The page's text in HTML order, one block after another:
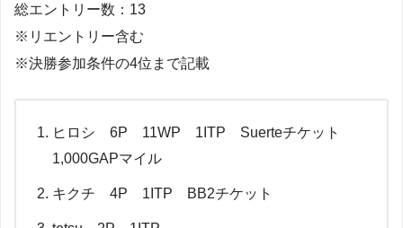
総エントリー数：13
※リエントリー含む
※決勝参加条件の4位まで記載
ヒロシ 6P 11WP 1ITP Suerteチケット
1,000GAPマイル
キクチ 4P 1ITP BB2チケット